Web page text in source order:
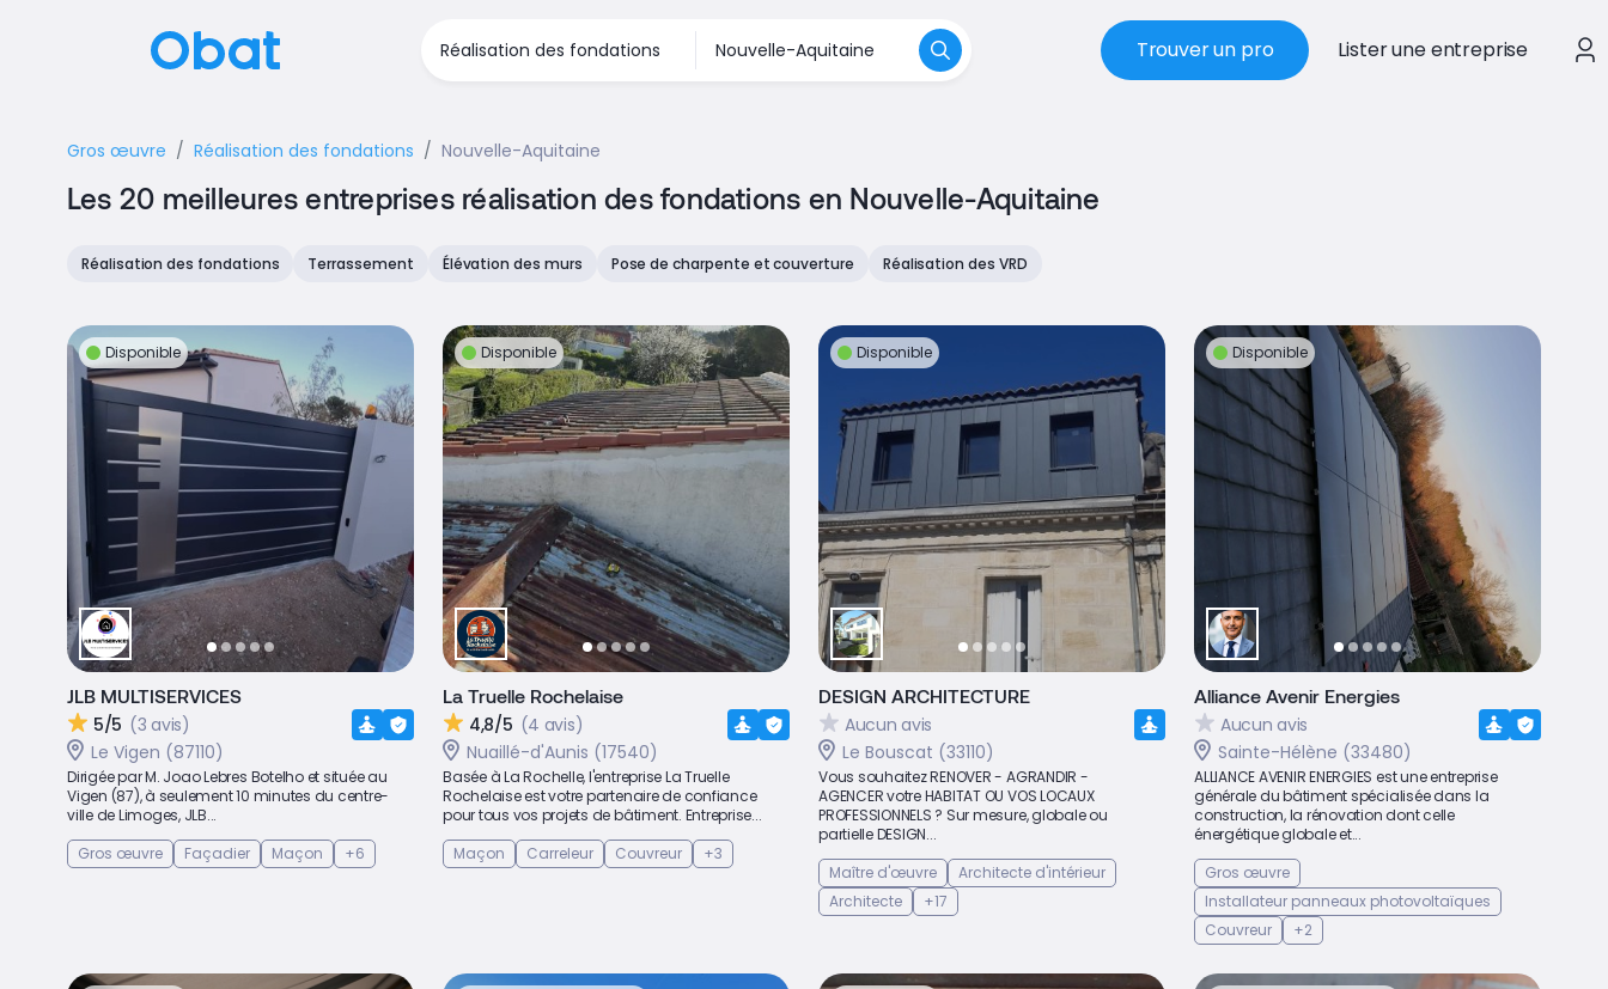
Trouver un pro Lister une entreprise
Gros œuvre Réalisation des fondations Nouvelle-Aquitaine
Les 20 meilleures entreprises réalisation des fondations en Nouvelle-Aquitaine
Réalisation des fondations Terrassement Élévation des murs Pose de charpente et couverture Réalisation des VRD
Disponible
JLB MULTISERVICES
5/5 (3 avis)
Le Vigen (87110)
Dirigée par M. Joao Lebres Botelho et située au
Vigen (87), à seulement 10 minutes du centre-
ville de Limoges, JLB...
Gros œuvre
Façadier Maçon +6
Disponible
La Truelle Rochelaise
4,8/5 (4 avis)
Nuaillé-d'Aunis (17540)
Basée à La Rochelle, l'entreprise La Truelle
Rochelaise est votre partenaire de confiance
pour tous vos projets de bâtiment. Entreprise...
Maçon
Carreleur Couvreur +3
Disponible
DESIGN ARCHITECTURE
Aucun avis
Le Bouscat (33110)
Vous souhaitez RENOVER - AGRANDIR -
AGENCER votre HABITAT OU VOS LOCAUX
PROFESSIONNELS ? Sur mesure, globale ou
partielle DESIGN...
Maître d'œuvre
Architecte d'intérieur
Architecte
+17
Disponible
Alliance Avenir Energies
Aucun avis
Sainte-Hélène (33480)
ALLIANCE AVENIR ENERGIES est une entreprise
générale du bâtiment spécialisée dans la
construction, la rénovation dont celle
énergétique globale et...
Gros œuvre
Installateur panneaux photovoltaïques
Couvreur
+2